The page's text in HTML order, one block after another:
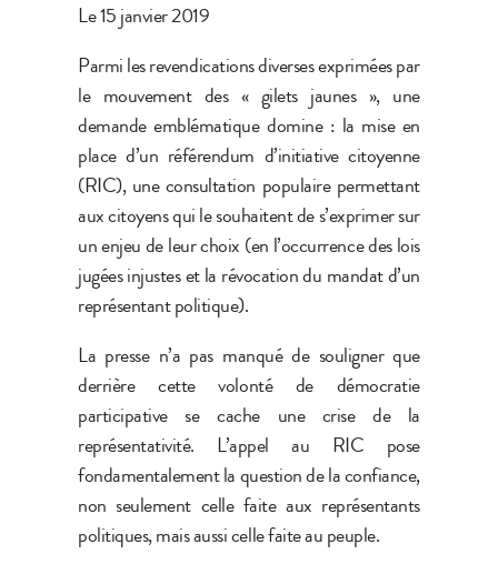
Le 15 janvier 2019
Parmi les revendications diverses exprimées par
le mouvement des « gilets jaunes », une
demande emblématique domine : la mise en
place d’un référendum d’initiative citoyenne
(RIC), une consultation populaire permettant
aux citoyens qui le souhaitent de s’exprimer sur
un enjeu de leur choix (en l’occurrence des lois
jugées injustes et la révocation du mandat d’un
représentant politique).
La presse n’a pas manqué de souligner que
derrière cette volonté de démocratie
participative se cache une crise de la
représentativité. L’appel au RIC pose
fondamentalement la question de la confiance,
non seulement celle faite aux représentants
politiques, mais aussi celle faite au peuple.